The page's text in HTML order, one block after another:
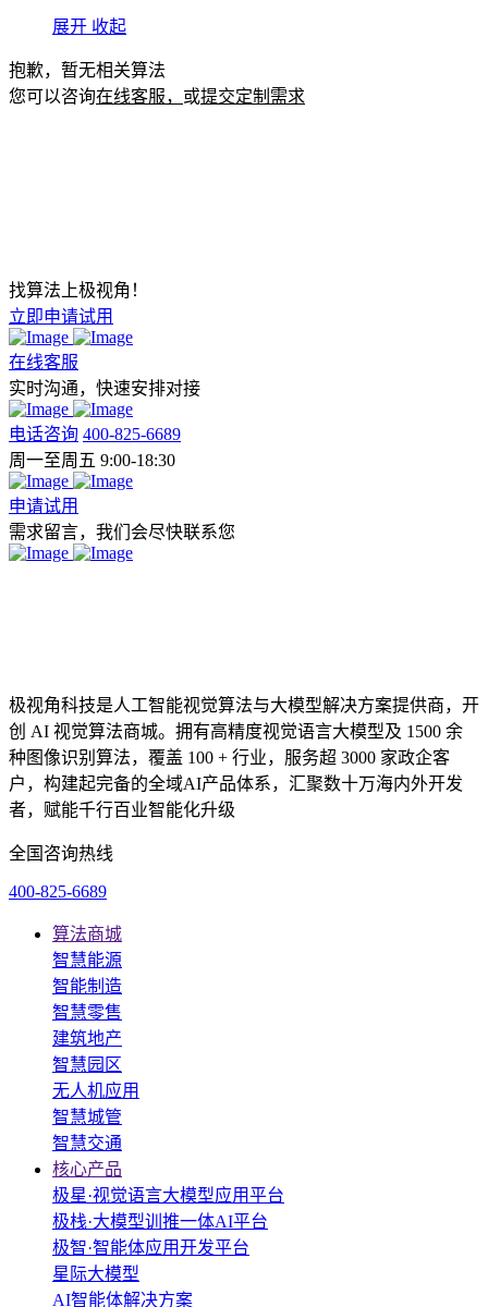
展开 收起
抱歉，暂无相关算法
您可以咨询在线客服， 或提交定制需求
找算法上极视角！
立即申请试用
在线客服
实时沟通，快速安排对接
电话咨询 400-825-6689
周一至周五 9:00-18:30
申请试用
需求留言，我们会尽快联系您
极视角科技是人工智能视觉算法与大模型解决方案提供商，开
创 AI 视觉算法商城。拥有高精度视觉语言大模型及 1500 余
种图像识别算法，覆盖 100 + 行业，服务超 3000 家政企客
户，构建起完备的全域AI产品体系，汇聚数十万海内外开发
者，赋能千行百业智能化升级
全国咨询热线
400-825-6689
算法商城
智慧能源
智能制造
智慧零售
建筑地产
智慧园区
无人机应用
智慧城管
智慧交通
核心产品
极星·视觉语言大模型应用平台
极栈·大模型训推一体AI平台
极智·智能体应用开发平台
星际大模型
AI智能体解决方案